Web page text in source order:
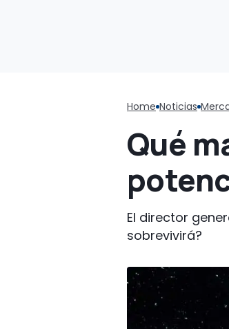
Home Noticias
Qué
El director
sobrevivirá?